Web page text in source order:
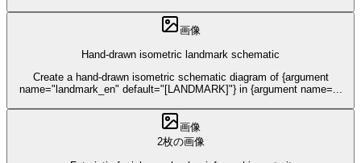
画像
Hand-drawn isometric landmark schematic
Create a hand-drawn isometric schematic diagram of {argument
name="landmark_en" default="[LANDMARK]"} in {argument name=...
画像
2枚の画像